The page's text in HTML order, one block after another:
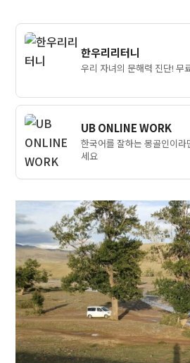
한우리리터니
우리 자녀의 문해력 진단! 무
UB ONLINE WORK
한국어를 잘하는 몽골인이
세요